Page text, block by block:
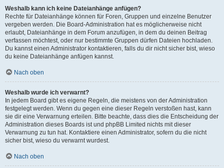
Weshalb kann ich keine Dateianhänge anfügen?
Rechte für Dateianhänge können für Foren, Gruppen und einzelne Benutzer
vergeben werden. Die Board-Administration hat es möglicherweise nicht
erlaubt, Dateianhänge in dem Forum anzufügen, in dem du deinen Beitrag
verfassen möchtest, oder nur bestimmte Gruppen dürfen Dateien hochladen.
Du kannst einen Administrator kontaktieren, falls du dir nicht sicher bist, wieso
du keine Dateianhänge anfügen kannst.
Nach oben
Weshalb wurde ich verwarnt?
In jedem Board gibt es eigene Regeln, die meistens von der Administration
festgelegt werden. Wenn du gegen eine dieser Regeln verstoßen hast, kann
sie dir eine Verwarnung erteilen. Bitte beachte, dass dies die Entscheidung der
Administration dieses Boards ist und phpBB Limited nichts mit dieser
Verwarnung zu tun hat. Kontaktiere einen Administrator, sofern du die nicht
sicher bist, wieso du verwarnt wurdest.
Nach oben